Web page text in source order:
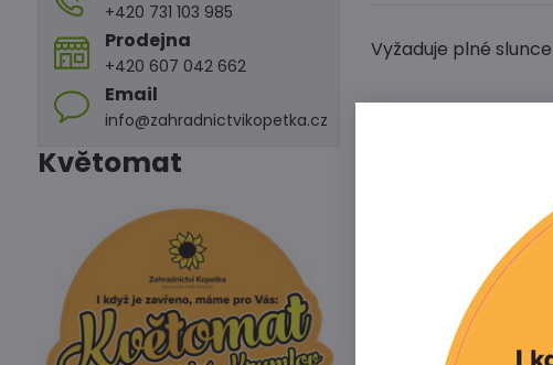
Vyžaduje plné
Předchozí
+420 731 103 985
Prodejna
+420 607 042 662
Email
info@zahradnictvikopetka.cz
Květomat